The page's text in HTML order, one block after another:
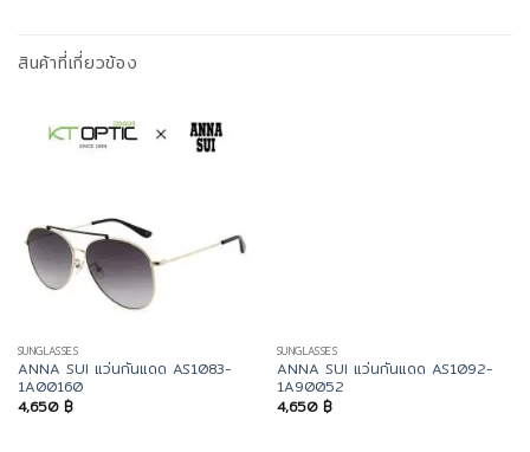
สินค้าที่เกี่ยวข้อง
SUNGLASSES
ANNA SUI แว่นกันแดด AS1083-
1A00160
4,650 ฿
SUNGLASSES
ANNA SUI แว่นกันแดด AS1092-
1A90052
4,650 ฿